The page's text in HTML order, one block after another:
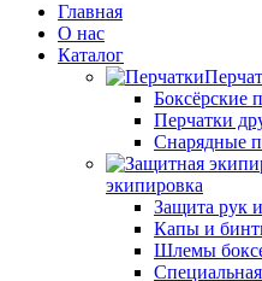
Главная
О нас
Каталог
Боксёрские
Перчатки
Снарядные
экипировка
Защита рук
Капы и
Шлемы